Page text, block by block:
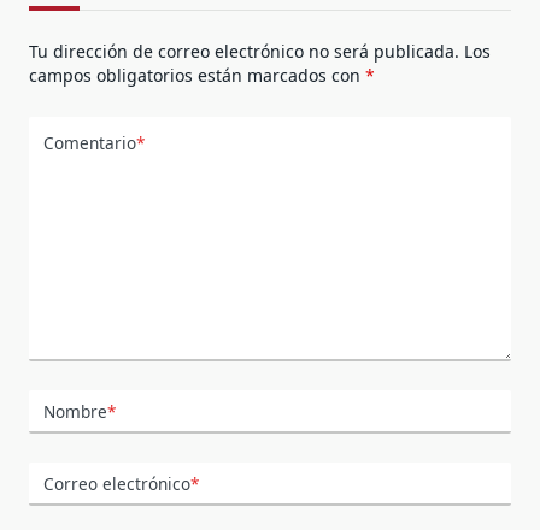
Tu dirección de correo electrónico no será publicada. Los
campos obligatorios están marcados con *
Comentario*
Nombre*
Correo electrónico*